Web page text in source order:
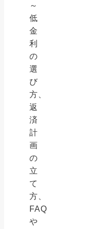
～
低
金
利
の
選
び
方、
返
済
計
画
の
立
て
方、
FAQ
や